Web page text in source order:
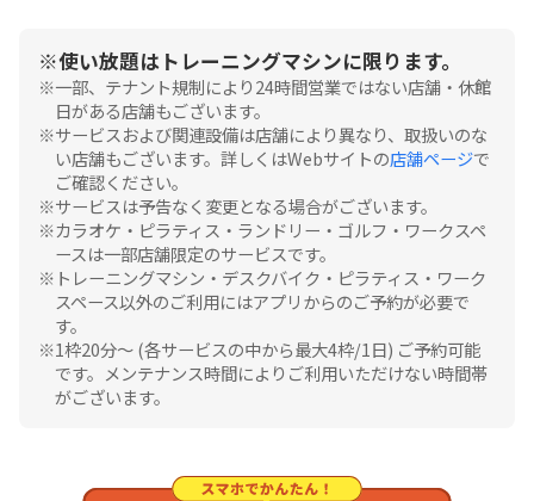
使い放題はトレーニングマシンに限ります。
一部、テナント規制により24時間営業ではない店舗・休館
日がある店舗もございます。
サービスおよび関連設備は店舗により異なり、取扱いのな
い店舗もございます。詳しくはWebサイトの店舗ページで
ご確認ください。
サービスは予告なく変更となる場合がございます。
カラオケ・ピラティス・ランドリー・ゴルフ・ワークスペ
ースは一部店舗限定のサービスです。
トレーニングマシン・デスクバイク・ピラティス・ワーク
スペース以外のご利用にはアプリからのご予約が必要で
す。
1枠20分〜 (各サービスの中から最大4枠/1日) ご予約可能
です。メンテナンス時間によりご利用いただけない時間帯
がございます。